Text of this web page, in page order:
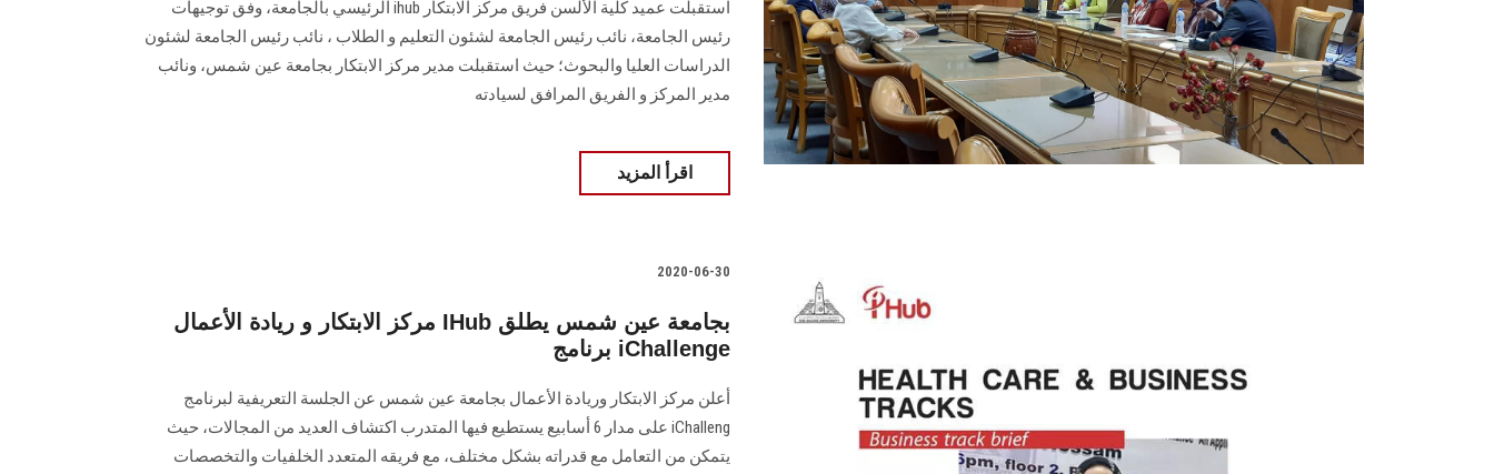
استقبلت عميد كلية الألسن فريق مركز الابتكار ihub الرئيسي بالجامعة، وفق توجيهات
رئيس الجامعة، نائب رئيس الجامعة لشئون التعليم و الطلاب ، نائب رئيس الجامعة لشئون
الدراسات العليا والبحوث؛ حيث استقبلت مدير مركز الابتكار بجامعة عين شمس، ونائب
مدير المركز و الفريق المرافق لسيادته
اقرأ المزيد
2020-06-30
مركز الابتكار و ريادة الأعمال IHub بجامعة عين شمس يطلق
برنامج iChallenge
أعلن مركز الابتكار وريادة الأعمال بجامعة عين شمس عن الجلسة التعريفية لبرنامج
iChalleng على مدار 6 أسابيع يستطيع فيها المتدرب اكتشاف العديد من المجالات، حيث
يتمكن من التعامل مع قدراته بشكل مختلف، مع فريقه المتعدد الخلفيات والتخصصات